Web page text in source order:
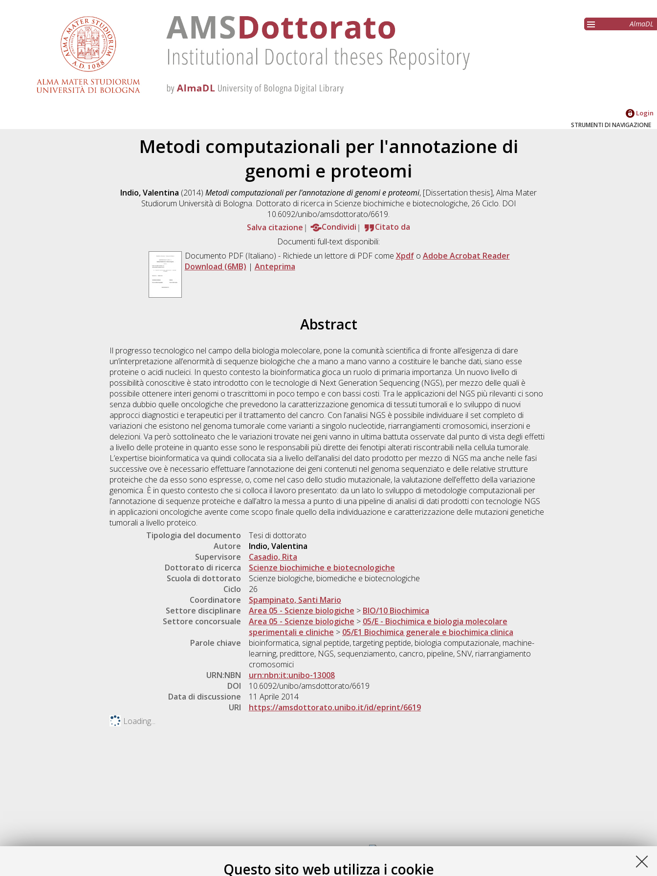
Questo sito web utilizza i cookie
AlmaDL
Login
STRUMENTI DI NAVIGAZIONE
Metodi computazionali per l'annotazione di
genomi e proteomi
Indio, Valentina (2014) Metodi computazionali per l'annotazione di genomi e proteomi, [Dissertation thesis], Alma Mater
Studiorum Università di Bologna. Dottorato di ricerca in Scienze biochimiche e biotecnologiche, 26 Ciclo. DOI
10.6092/unibo/amsdottorato/6619.
Salva citazione
Condividi
Citato da
Documenti full-text disponibili:
Documento PDF(Italiano) - Richiede un lettore di PDF come Xpdfo Adobe Acrobat Reader
Download (6MB) | Anteprima
Abstract
Il progresso tecnologico nel campo della biologia molecolare, pone la comunità scientifica di fronte all’esigenza di dare
un’interpretazione all’enormità di sequenze biologiche che a mano a mano vanno a costituire le banche dati, siano esse
proteine o acidi nucleici. In questo contesto la bioinformatica gioca un ruolo di primaria importanza. Un nuovo livello di
possibilità conoscitive è stato introdotto con le tecnologie di Next Generation Sequencing (NGS), per mezzo delle quali è
possibile ottenere interi genomi o trascrittomi in poco tempo e con bassi costi. Tra le applicazioni del NGS più rilevanti ci sono
senza dubbio quelle oncologiche che prevedono la caratterizzazione genomica di tessuti tumorali e lo sviluppo di nuovi
approcci diagnostici e terapeutici per il trattamento del cancro. Con l’analisi NGS è possibile individuare il set completo di
variazioni che esistono nel genoma tumorale come varianti a singolo nucleotide, riarrangiamenti cromosomici, inserzioni e
delezioni. Va però sottolineato che le variazioni trovate nei geni vanno in ultima battuta osservate dal punto di vista degli effetti
a livello delle proteine in quanto esse sono le responsabili più dirette dei fenotipi alterati riscontrabili nella cellula tumorale.
L’expertise bioinformatica va quindi collocata sia a livello dell’analisi del dato prodotto per mezzo di NGS ma anche nelle fasi
successive ove è necessario effettuare l’annotazione dei geni contenuti nel genoma sequenziato e delle relative strutture
proteiche che da esso sono espresse, o, come nel caso dello studio mutazionale, la valutazione dell’effetto della variazione
genomica. È in questo contesto che si colloca il lavoro presentato: da un lato lo sviluppo di metodologie computazionali per
l’annotazione di sequenze proteiche e dall’altro la messa a punto di una pipeline di analisi di dati prodotti con tecnologie NGS
in applicazioni oncologiche avente come scopo finale quello della individuazione e caratterizzazione delle mutazioni genetiche
tumorali a livello proteico.
Tipologia del documento
Tesi di dottorato
Autore
Indio, Valentina
Supervisore
Casadio, Rita
Dottorato di ricerca
Scienze biochimiche e biotecnologiche
Scuola di dottorato
Scienze biologiche, biomediche e biotecnologiche
Ciclo
26
Coordinatore
Spampinato, Santi Mario
Settore disciplinare
Area 05 - Scienze biologiche > BIO/10 Biochimica
Settore concorsuale
Area 05 - Scienze biologiche > 05/E - Biochimica e biologia molecolare
sperimentali e cliniche > 05/E1 Biochimica generale e biochimica clinica
Parole chiave
bioinformatica, signal peptide, targeting peptide, biologia computazionale, machine-
learning, predittore, NGS, sequenziamento, cancro, pipeline, SNV, riarrangiamento
cromosomici
URN:NBN
urn:nbn:it:unibo-13008
DOI
10.6092/unibo/amsdottorato/6619
Data di discussione
11 Aprile 2014
URI
https://amsdottorato.unibo.it/id/eprint/6619
Loading...